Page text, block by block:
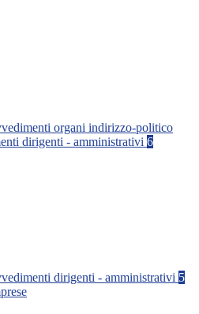
organi indirizzo-politico
dirigenti - amministrativi 6
dirigenti - amministrativi 5